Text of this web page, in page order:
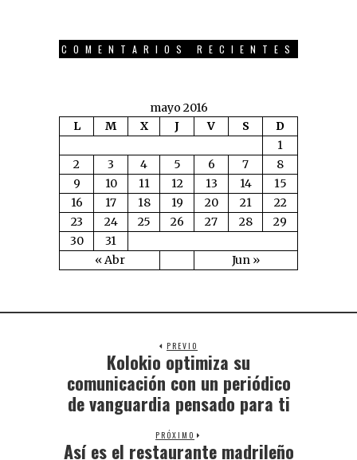
COMENTARIOS RECIENTES
mayo 2016
L
M X J V S D
« Abr Jun »
1
2
3 4 5 6 7
8
9
10 11 12 13 14
15
16
17 18 19 20 21
22
23
24 25 26 27 28
29
30
31
PREVIO
Kolokio optimiza su
comunicación con un periódico
de vanguardia pensado para ti
PRÓXIMO
Así es el restaurante madrileño